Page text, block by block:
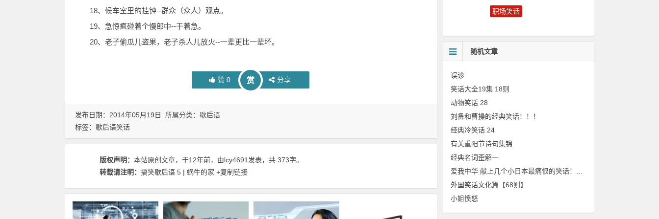
18、候车室里的挂钟--群众（众人）观点。
19、急惊疯碰着个慢郎中--干着急。
20、老子偷瓜儿盗果，老子杀人儿放火--一辈更比一辈坏。
赞0 赏 分享
发布日期：2014年05月19日 所属分类： 歇后语
标签： 歇后语笑话
版权声明： 本站原创文章，于12年前，由lcy4691 发表，共 373字。
转载请注明： 搞笑歇后语 5 | 蜗牛的家 +复制链接
职场笑话
随机文章
误诊
笑话大全19集 18则
动物笑话 28
刘备和曹操的经典笑话！！！
经典冷笑话 24
有关重阳节诗句集锦
经典名词歪解一
外国笑话文化篇【68则】
小姐愤怒